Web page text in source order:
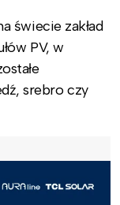
świecie zakład
PV, w
srebro czy